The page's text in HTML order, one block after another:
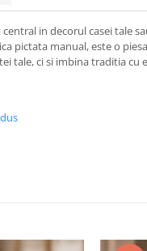
in decorul casei tale
pictata manual, este o
tale, ci si imbina traditia